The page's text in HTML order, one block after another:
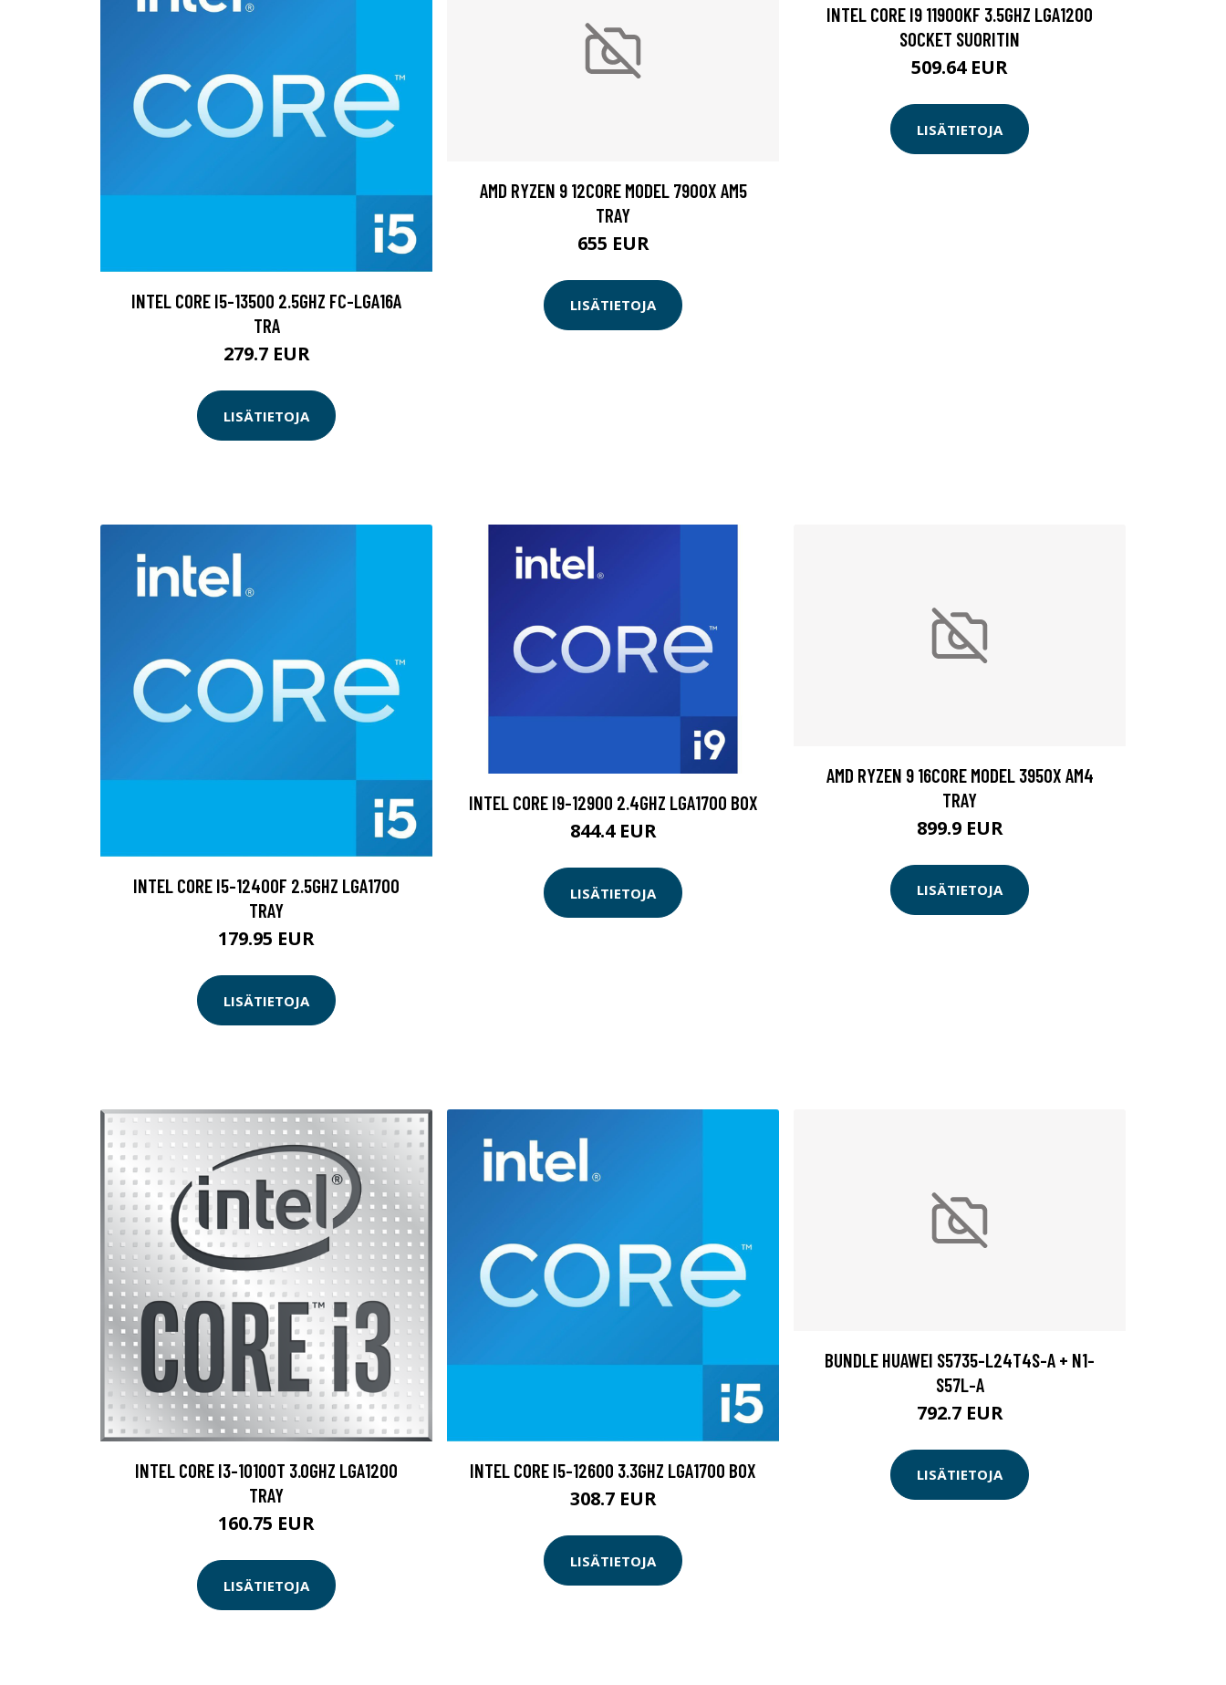
INTEL CORE I5-13500 2.5GHZ FC-LGA16A
TRA
279.7 EUR
LISÄTIETOJA
AMD RYZEN 9 12CORE MODEL 7900X AM5
TRAY
655 EUR
LISÄTIETOJA
INTEL CORE I9 11900KF 3.5GHZ LGA1200
SOCKET SUORITIN
509.64 EUR
LISÄTIETOJA
INTEL CORE I5-12400F 2.5GHZ LGA1700
TRAY
179.95 EUR
LISÄTIETOJA
INTEL CORE I9-12900 2.4GHZ LGA1700 BOX
844.4 EUR
LISÄTIETOJA
AMD RYZEN 9 16CORE MODEL 3950X AM4
TRAY
899.9 EUR
LISÄTIETOJA
INTEL CORE I3-10100T 3.0GHZ LGA1200
TRAY
160.75 EUR
LISÄTIETOJA
INTEL CORE I5-12600 3.3GHZ LGA1700 BOX
308.7 EUR
LISÄTIETOJA
BUNDLE HUAWEI S5735-L24T4S-A + N1-
S57L-A
792.7 EUR
LISÄTIETOJA